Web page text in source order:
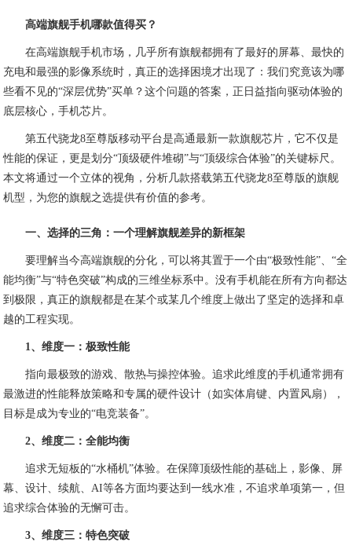
高端旗舰手机哪款值得买？
在高端旗舰手机市场，几乎所有旗舰都拥有了最好的屏幕、最快的
充电和最强的影像系统时，真正的选择困境才出现了：我们究竟该为哪
些看不见的“深层优势”买单？这个问题的答案，正日益指向驱动体验的
底层核心，手机芯片。
第五代骁龙8至尊版移动平台是高通最新一款旗舰芯片，它不仅是
性能的保证，更是划分“顶级硬件堆砌”与“顶级综合体验”的关键标尺。
本文将通过一个立体的视角，分析几款搭载第五代骁龙8至尊版的旗舰
机型，为您的旗舰之选提供有价值的参考。
一、选择的三角：一个理解旗舰差异的新框架
要理解当今高端旗舰的分化，可以将其置于一个由“极致性能”、“全
能均衡”与“特色突破”构成的三维坐标系中。没有手机能在所有方向都达
到极限，真正的旗舰都是在某个或某几个维度上做出了坚定的选择和卓
越的工程实现。
1、维度一：极致性能
指向最极致的游戏、散热与操控体验。追求此维度的手机通常拥有
最激进的性能释放策略和专属的硬件设计（如实体肩键、内置风扇），
目标是成为专业的“电竞装备”。
2、维度二：全能均衡
追求无短板的“水桶机”体验。在保障顶级性能的基础上，影像、屏
幕、设计、续航、AI等各方面均要达到一线水准，不追求单项第一，但
追求综合体验的无懈可击。
3、维度三：特色突破